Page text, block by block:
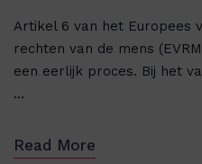
Artikel 6 van het Europees
rechten van de mens
een eerlijk proces. Bij het
...
Read More